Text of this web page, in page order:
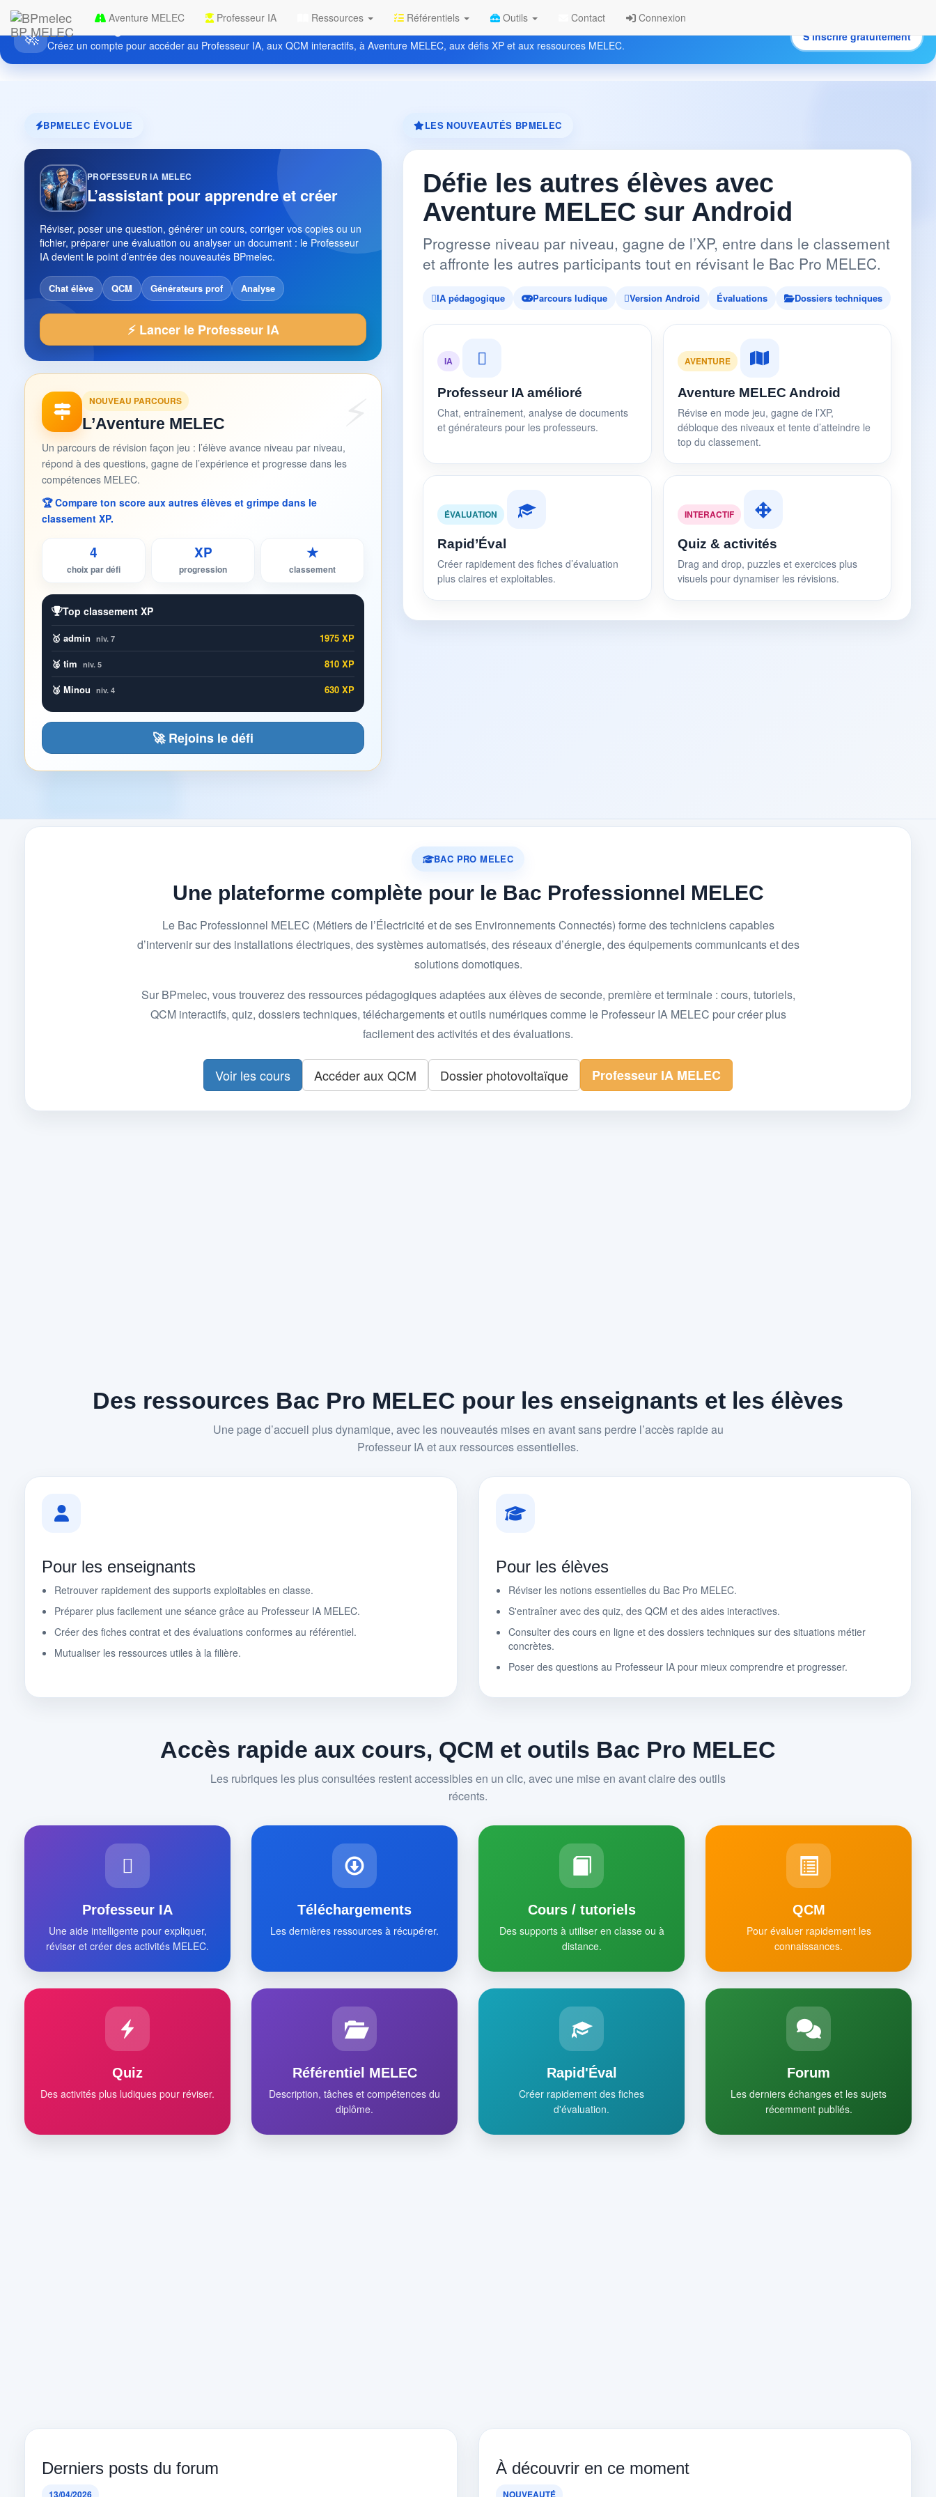
BP MELEC
Aventure MELEC Professeur IA Ressources Référentiels Outils Contact Connexion
🚀 Découvrez gratuitement BPmelec
Créez un compte pour accéder au Professeur IA, aux QCM interactifs, à Aventure MELEC, aux défis XP et aux ressources MELEC.
S’inscrire gratuitement
BPMELEC ÉVOLUE
PROFESSEUR IA MELEC
L’assistant pour apprendre et créer
Réviser, poser une question, générer un cours, corriger vos copies ou un
fichier, préparer une évaluation ou analyser un document : le Professeur
IA devient le point d’entrée des nouveautés BPmelec.
Chat élève QCM Générateurs prof Analyse
⚡ Lancer le Professeur IA
NOUVEAU PARCOURS
L’Aventure MELEC
Un parcours de révision façon jeu : l’élève avance niveau par niveau,
répond à des questions, gagne de l’expérience et progresse dans les
compétences MELEC.
🏆 Compare ton score aux autres élèves et grimpe dans le
classement XP.
4
choix par défi
XP
progression
★
classement
Top classement XP
🥇 admin niv. 7
1975 XP
🥈 tim niv. 5
810 XP
🥉 Minou niv. 4 630 XP
🚀 Rejoins le défi
LES NOUVEAUTÉS BPMELEC
Défie les autres élèves avec
Aventure MELEC sur Android
Progresse niveau par niveau, gagne de l’XP, entre dans le classement
et affronte les autres participants tout en révisant le Bac Pro MELEC.
IA pédagogique Parcours ludique Version Android Évaluations Dossiers techniques
IA
Professeur IA amélioré
Chat, entraînement, analyse de documents
et générateurs pour les professeurs.
AVENTURE
Aventure MELEC Android
Révise en mode jeu, gagne de l’XP,
débloque des niveaux et tente d’atteindre le
top du classement.
ÉVALUATION
Rapid’Éval
Créer rapidement des fiches d’évaluation
plus claires et exploitables.
INTERACTIF
Quiz & activités
Drag and drop, puzzles et exercices plus
visuels pour dynamiser les révisions.
BAC PRO MELEC
Une plateforme complète pour le Bac Professionnel MELEC
Le Bac Professionnel MELEC (Métiers de l’Électricité et de ses Environnements Connectés) forme des techniciens capables
d’intervenir sur des installations électriques, des systèmes automatisés, des réseaux d’énergie, des équipements communicants et des
solutions domotiques.
Sur BPmelec, vous trouverez des ressources pédagogiques adaptées aux élèves de seconde, première et terminale : cours, tutoriels,
QCM interactifs, quiz, dossiers techniques, téléchargements et outils numériques comme le Professeur IA MELEC pour créer plus
facilement des activités et des évaluations.
Voir les cours Accéder aux QCM Dossier photovoltaïque Professeur IA MELEC
Des ressources Bac Pro MELEC pour les enseignants et les élèves
Une page d’accueil plus dynamique, avec les nouveautés mises en avant sans perdre l’accès rapide au
Professeur IA et aux ressources essentielles.
Pour les enseignants
Retrouver rapidement des supports exploitables en classe.
Préparer plus facilement une séance grâce au Professeur IA MELEC.
Créer des fiches contrat et des évaluations conformes au référentiel.
Mutualiser les ressources utiles à la filière.
Pour les élèves
Réviser les notions essentielles du Bac Pro MELEC.
S'entraîner avec des quiz, des QCM et des aides interactives.
Consulter des cours en ligne et des dossiers techniques sur des situations métier
concrètes.
Poser des questions au Professeur IA pour mieux comprendre et progresser.
Accès rapide aux cours, QCM et outils Bac Pro MELEC
Les rubriques les plus consultées restent accessibles en un clic, avec une mise en avant claire des outils
récents.
Professeur IA
Une aide intelligente pour expliquer,
réviser et créer des activités MELEC.
Téléchargements
Les dernières ressources à récupérer.
Cours / tutoriels
Des supports à utiliser en classe ou à
distance.
QCM
Pour évaluer rapidement les
connaissances.
Quiz
Des activités plus ludiques pour réviser.
Référentiel MELEC
Description, tâches et compétences du
diplôme.
Rapid'Éval
Créer rapidement des fiches
d'évaluation.
Forum
Les derniers échanges et les sujets
récemment publiés.
Derniers posts du forum
13/04/2026
À découvrir en ce moment
NOUVEAUTÉ